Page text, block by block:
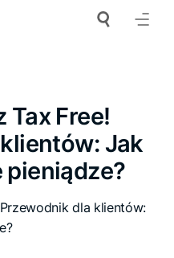
Tax Free!
Jak